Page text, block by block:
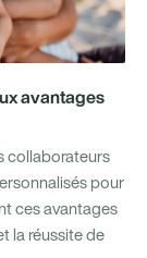
avantages
collaborateurs
pour
ces avantages
la réussite de